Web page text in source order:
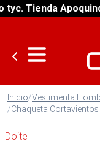
Tienda Apoquindo
Inicio/Vestimenta
/Chaqueta
Doite